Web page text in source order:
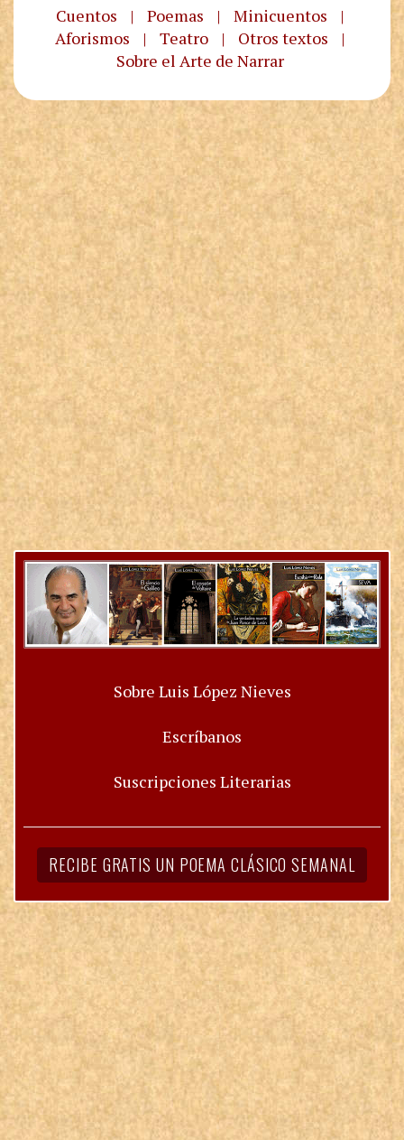
Cuentos | Poemas | Minicuentos
|
Aforismos
| Teatro | Otros textos
|
Sobre el Arte de Narrar
Sobre Luis López Nieves
Escríbanos
Suscripciones Literarias
RECIBE GRATIS UN POEMA CLÁSICO SEMANAL